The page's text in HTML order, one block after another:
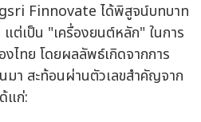
Finnovate ได้พิสูจน์บทบาท
แต่เป็น "เครื่องยนต์หลัก" ในการ
ไทย โดยผลลัพธ์เกิดจากการ
า สะท้อนผ่านตัวเลขสำคัญจาก
แก่: